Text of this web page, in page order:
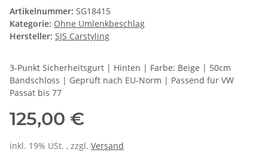
Artikelnummer: SG18415
Kategorie: Ohne Umlenkbeschlag
Hersteller: SJS Carstyling
3-Punkt Sicherheitsgurt | Hinten | Farbe: Beige | 50cm
Bandschloss | Geprüft nach EU-Norm | Passend für VW
Passat bis 77
125,00 €
inkl. 19% USt. , zzgl. Versand